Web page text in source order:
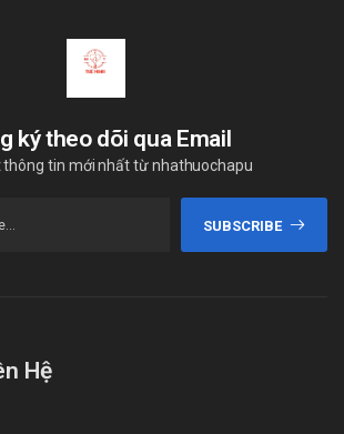
ký theo dõi qua Email
thông tin mới nhất từ nhathuochapu
SUBSCRIBE
Hệ